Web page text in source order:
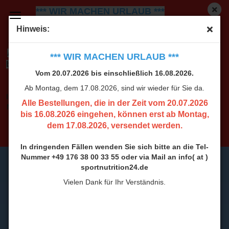
Hinweis:
*** WIR MACHEN URLAUB ***
Vom 20.07.2026 bis einschließlich 16.08.2026.
Ab Montag, dem 17.08.2026, sind wir wieder für Sie da.
Alle Bestellungen, die in der Zeit vom 20.07.2026
bis 16.08.2026 eingehen, können erst ab Montag,
dem 17.08.2026, versendet werden.
In dringenden Fällen wenden Sie sich bitte an die Tel-
Nummer +49 176 38 00 33 55 oder via Mail an info( at )
sportnutrition24.de
Vielen Dank für Ihr Verständnis.
*** WIR MACHEN URLAUB ***
Vom 20.07.2026 bis einschließlich 16.08.2026.
Alle Bestellungen, die in der Zeit vom 20.07.2026
dem 17.08.2026, versendet werden.
In dringenden Fällen wenden Sie sich bitte an die Tel-
Nummer +49 176 38 00 33 55 oder via Mail an info( at )
sportnutrition24.de
Vielen Dank für Ihr Verständnis.